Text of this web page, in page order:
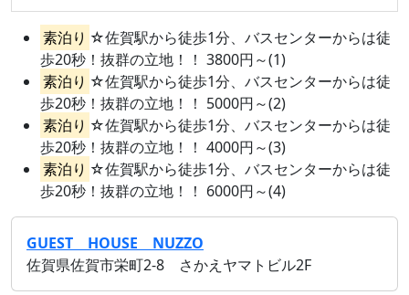
素泊り ☆佐賀駅から徒歩1分、バスセンターからは徒
歩20秒！抜群の立地！！ 3800円～(1)
素泊り ☆佐賀駅から徒歩1分、バスセンターからは徒
歩20秒！抜群の立地！！ 5000円～(2)
素泊り ☆佐賀駅から徒歩1分、バスセンターからは徒
歩20秒！抜群の立地！！ 4000円～(3)
素泊り ☆佐賀駅から徒歩1分、バスセンターからは徒
歩20秒！抜群の立地！！ 6000円～(4)
GUEST HOUSE NUZZO
佐賀県佐賀市栄町2‐8 さかえヤマトビル2F